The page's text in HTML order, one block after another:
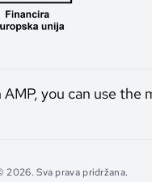
you can use
Sva prava pridržana.